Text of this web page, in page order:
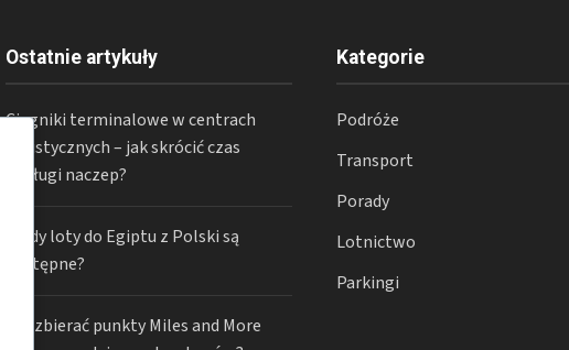
Ostatnie artykuły
Ciągniki terminalowe w centrach
logistycznych – jak skrócić czas
obsługi naczep?
Kiedy loty do Egiptu z Polski są
dostępne?
Jak zbierać punkty Miles and More
Kategorie
Podróże
Transport
Porady
Lotnictwo
Parkingi